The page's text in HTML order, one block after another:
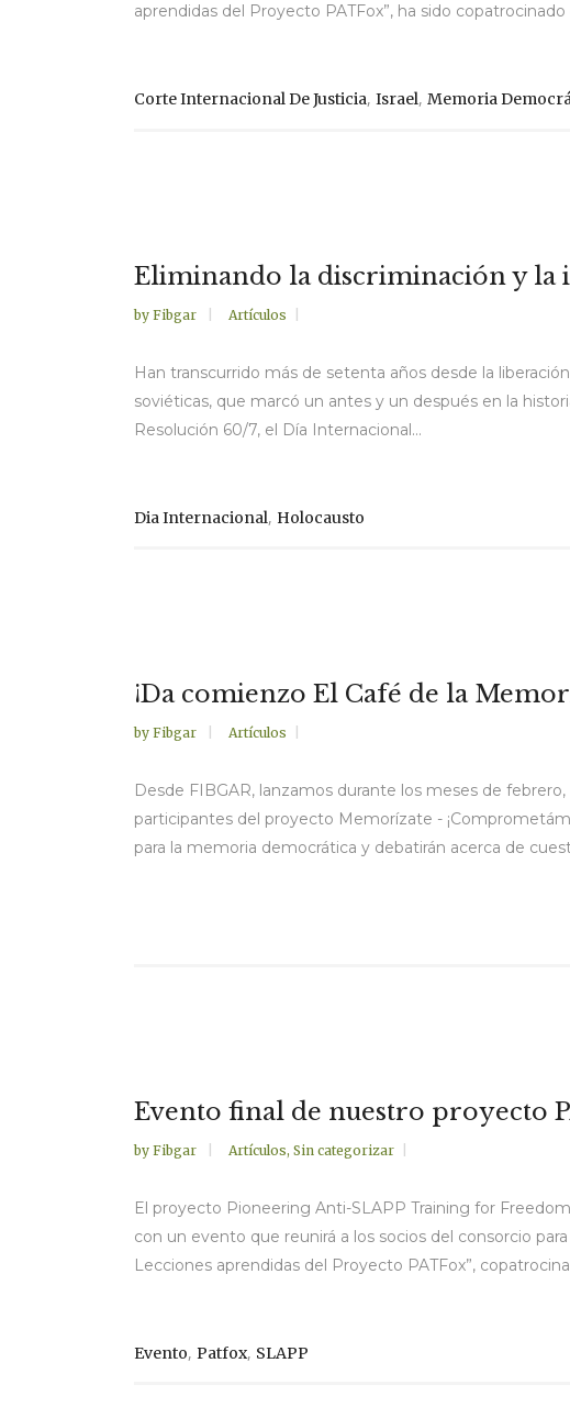
aprendidas del Proyecto PATFox”, ha sido copatrocinado
Corte Internacional De Justicia, Israel, Memoria
Eliminando la discriminación y la
by Fibgar Artículos
Han transcurrido más de setenta años desde la
soviéticas, que marcó un antes y un después en la
Resolución 60/7, el Día Internacional...
Dia Internacional, Holocausto
¡Da comienzo El Café de la
by Fibgar Artículos
Desde FIBGAR, lanzamos durante los meses de
participantes del proyecto Memorízate -
para la memoria democrática y debatirán acerca de
Evento final de nuestro proyecto
by Fibgar Artículos, Sin categorizar
El proyecto Pioneering Anti-SLAPP Training for
con un evento que reunirá a los socios del consorcio
Lecciones aprendidas del Proyecto PATFox”,
Evento, Patfox, SLAPP